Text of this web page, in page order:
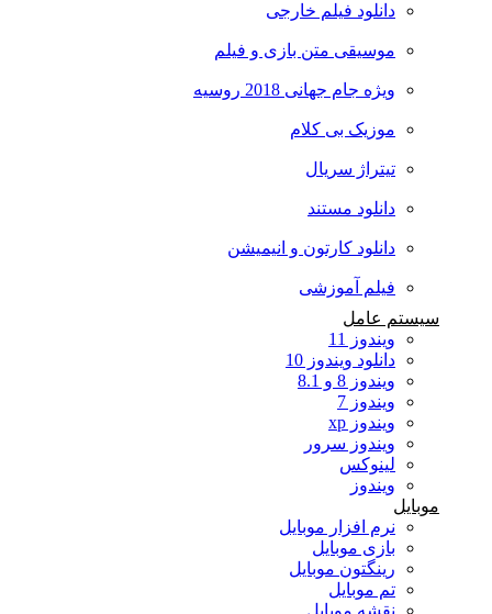
دانلود فیلم خارجی
موسیقی متن بازی و فیلم
ویژه جام جهانی 2018 روسیه
موزیک بی کلام
تیتراژ سریال
دانلود مستند
دانلود کارتون و انیمیشن
فیلم آموزشی
سیستم عامل
ویندوز 11
دانلود ویندوز 10
ویندوز 8 و 8.1
ویندوز 7
ویندوز xp
ویندوز سرور
لینوکس
ویندوز
موبایل
نرم افزار موبایل
بازی موبایل
رینگتون موبایل
تم موبایل
نقشه موبایل